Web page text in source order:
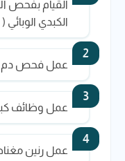
القيام بفحص
الكبدي
عمل فحص دم
عمل وظائف
عمل رنين